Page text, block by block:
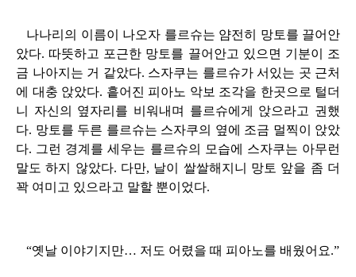
나나리의 이름이 나오자 를르슈는 얌전히 망토를 끌어안
았다. 따뜻하고 포근한 망토를 끌어안고 있으면 기분이 조
금 나아지는 거 같았다. 스자쿠는 를르슈가 서있는 곳 근처
에 대충 앉았다. 흩어진 피아노 악보 조각을 한곳으로 털더
니 자신의 옆자리를 비워내며 를르슈에게 앉으라고 권했
다. 망토를 두른 를르슈는 스자쿠의 옆에 조금 멀찍이 앉았
다. 그런 경계를 세우는 를르슈의 모습에 스자쿠는 아무런
말도 하지 않았다. 다만, 날이 쌀쌀해지니 망토 앞을 좀 더
꽉 여미고 있으라고 말할 뿐이었다.
“옛날 이야기지만… 저도 어렸을 때 피아노를 배웠어요.”